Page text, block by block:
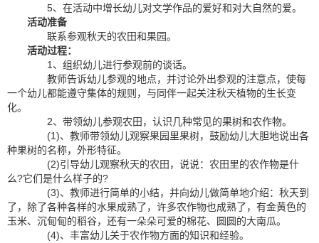
5、在活动中增长幼儿对文学作品的爱好和对大自然的爱。
活动准备
联系参观秋天的农田和果园。
活动过程：
1、组织幼儿进行参观前的谈话。
教师告诉幼儿参观的地点，并讨论外出参观的注意点，使每
一个幼儿都能遵守集体的规则，与同伴一起关注秋天植物的生长变
化。
2、带领幼儿参观农田，认识几种常见的果树和农作物。
(1)、教师带领幼儿观察果园里果树，鼓励幼儿大胆地说出各
种果树的名称，外形特征。
(2)引导幼儿观察秋天的农田，说说：农田里的农作物是什
么?它们是什么样子的?
(3)、教师进行简单的小结，并向幼儿做简单地介绍：秋天到
了，除了各种各样的水果成熟了，许多农作物也成熟了，有金黄色的
玉米、沉甸甸的稻谷，还有一朵朵可爱的棉花、圆圆的大南瓜。
(4)、丰富幼儿关于农作物方面的知识和经验。